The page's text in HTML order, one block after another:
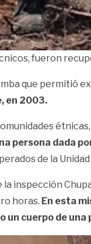
fueron
que permitió
en 2003.
étnicas,
persona dada
de la
inspección
horas. En esta
un cuerpo de